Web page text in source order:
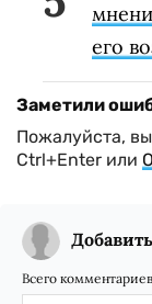
его
Заметили
Пожалуйста,
Ctrl+Enter или
Всего